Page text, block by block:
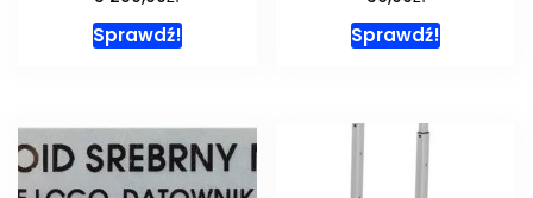
Sprawdź! Sprawdź!